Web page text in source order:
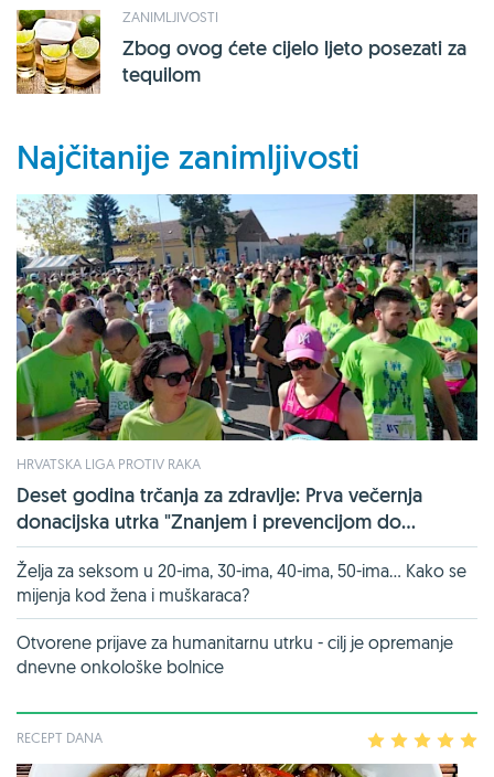
ZANIMLJIVOSTI
Zbog ovog ćete cijelo ljeto posezati za
tequilom
Najčitanije zanimljivosti
HRVATSKA LIGA PROTIV RAKA
Deset godina trčanja za zdravlje: Prva večernja
donacijska utrka "Znanjem i prevencijom do...
Želja za seksom u 20-ima, 30-ima, 40-ima, 50-ima... Kako se
mijenja kod žena i muškaraca?
Otvorene prijave za humanitarnu utrku - cilj je opremanje
dnevne onkološke bolnice
RECEPT DANA 2 3 4